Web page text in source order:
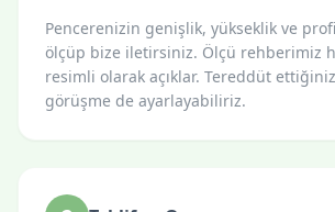
Pencerenizin genişlik, yükseklik ve
ölçüp bize iletirsiniz. Ölçü rehberimiz
resimli olarak açıklar. Tereddüt
görüşme de ayarlayabiliriz.